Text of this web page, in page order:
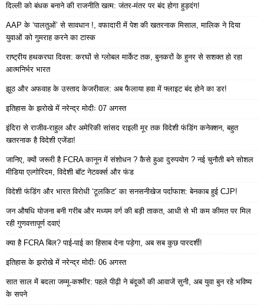
दिल्ली को बंधक बनाने की राजनीति खत्म: जंतर-मंतर पर बंद होगा हुड़दंग!
AAP के ‘पालतुओं’ से सावधान !, वफादारी में पेश की खतरनाक मिसाल, मालिक ने दिया
युवाओं को गुमराह करने का टास्क
राष्ट्रीय हथकरघा दिवस: करघों से ग्लोबल मार्केट तक, बुनकरों के हुनर से सशक्त हो रहा
आत्मनिर्भर भारत
झूठ और अफवाह के उस्ताद केजरीवाल: अब फैलाया हवा में फ्लाइट बंद होने का डर!
इतिहास के झरोखे में नरेन्द्र मोदीः 07 अगस्त
इंदिरा से राजीव-राहुल और अमेरिकी सांसद राइली मूर तक विदेशी फंडिंग कनेक्शन, बहुत
खतरनाक है विदेशी एजेंडा!
जानिए, क्यों जरूरी है FCRA कानून में संशोधन ? कैसे हुआ दुरुपयोग ? नई चुनौती बने सोशल
मीडिया एल्गोरिदम, विदेशी बॉट नेटवर्क्स और फंड
विदेशी फंडिंग और भारत विरोधी ‘टूलकिट’ का सनसनीखेज पर्दाफाश: बेनकाब हुई CJP!
जन औषधि योजना बनी गरीब और मध्यम वर्ग की बड़ी ताकत, आधी से भी कम कीमत पर मिल
रही गुणवत्तापूर्ण दवाएं
क्या है FCRA बिल? पाई-पाई का हिसाब देना पड़ेगा, अब सब कुछ पारदर्शी!
इतिहास के झरोखे में नरेन्द्र मोदीः 06 अगस्त
सात साल में बदला जम्मू-कश्मीर: पहले पीढ़ी ने बंदूकों की आवाजें सुनी, अब युवा बुन रहे भविष्य
के सपने